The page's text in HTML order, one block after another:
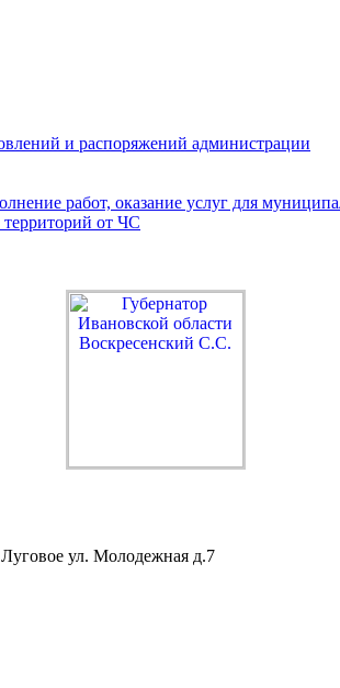
и распоряжений администрации
работ, оказание услуг для
от ЧС
ул. Молодежная д.7